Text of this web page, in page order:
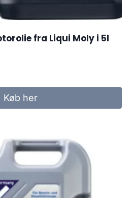
fra Liqui Moly i 5l
Køb her